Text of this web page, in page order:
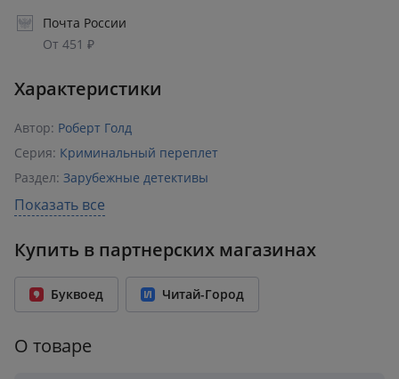
Почта России
От 451 ₽
Характеристики
Автор: Роберт Голд
Серия: Криминальный переплет
Раздел: Зарубежные детективы
Издательство:
Возрастное ограничение: 18+
Количество страниц: 448
Переплет: Твёрдый переплёт
Вес: 0.45 кг
Показать все
Купить в партнерских магазинах
Буквоед Читай-Город
О товаре